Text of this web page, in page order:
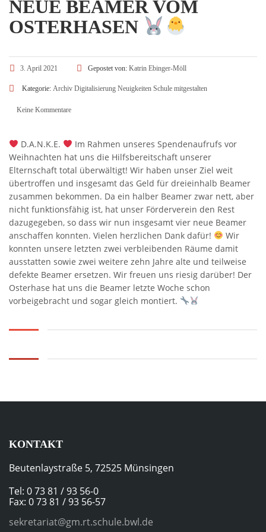
NEUE BEAMER VOM
OSTERHASEN
3. April 2021 Gepostet von: Katrin Ebinger-Möll
Kategorie: Archiv Digitalisierung Neuigkeiten Schule mitgestalten
Keine Kommentare
D.A.N.K.E.
Im Rahmen unseres Spendenaufrufs vor
Weihnachten hat uns die Hilfsbereitschaft unserer
Elternschaft total überwältigt! Wir haben unser Ziel weit
übertroffen und insgesamt das Geld für dreieinhalb Beamer
zusammen bekommen. Da ein halber Beamer zwar nett, aber
nicht funktionsfähig ist, hat unser Förderverein den Rest
dazugegeben, so dass wir nun insgesamt vier neue Beamer
anschaffen konnten. Vielen herzlichen Dank dafür!
Wir
konnten unsere letzten zwei verbleibenden Räume damit
ausstatten sowie zwei weitere zehn Jahre alte und teilweise
defekte Beamer ersetzen. Wir freuen uns riesig darüber! Der
Osterhase hat uns die Beamer letzte Woche schon
vorbeigebracht und sogar gleich montiert.
KONTAKT
Beutenlaystraße 5, 72525 Münsingen
Tel: 0 73 81 / 93 56-0
Fax: 0 73 81 / 93 56-57
sekretariat@gm.rt.schule.bwl.de